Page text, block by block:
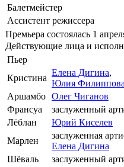
Балетмейстер
Ассистент режиссера
Премьера состоялась 1
Действующие лица и
Пьер
Кристина
Елена Дигина,
Юлия Филиппова
Аршамбо Олег Чиганов
Франсуа
заслуженный
Лёблан
Юрий Киселев
Марлен
заслуженная
Елена Дигина
Шёваль
заслуженный